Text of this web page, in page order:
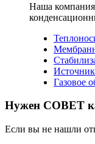
Наша компания
Газовое
Нужен СОВЕТ
Если вы не нашли